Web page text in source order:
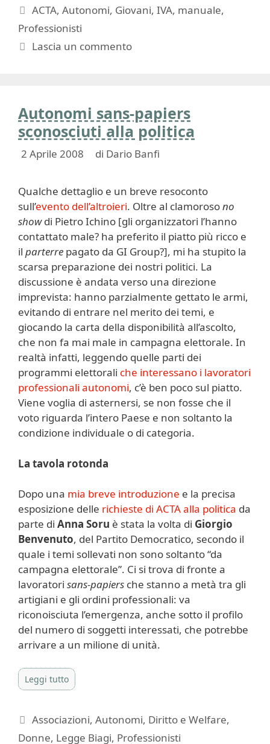
Tag
ACTA,Autonomi, Giovani,IVA, manuale,
Professionisti
Lascia un commento
Autonomi sans-papiers
sconosciuti alla politica
2 Aprile 2008 di Dario Banfi
Qualche dettaglio e un breve resoconto
sull’evento dell’altroieri. Oltre al clamorosono
showdi Pietro Ichino [gli organizzatori l’hanno
contattato male? ha preferito il piatto più ricco e
il parterre pagato da GI Group?], mi ha stupito la
scarsa preparazione dei nostri politici. La
discussione è andata verso una direzione
imprevista: hanno parzialmente gettato le armi,
evitando di entrare nel merito dei temi, e
giocando la carta della disponibilità all’ascolto,
che non fa mai male in campagna elettorale. In
realtà infatti, leggendo quelle parti dei
programmi elettorali che interessano i lavoratori
professionali autonomi, c’è ben poco sul piatto.
Viene voglia di asternersi, se non fosse che il
voto riguarda l’intero Paese e non soltanto la
condizione individuale o di categoria.
La tavola rotonda
Dopo una mia breve introduzione e la precisa
esposizione delle richieste di ACTA alla politica da
parte di Anna Soru è stata la volta di Giorgio
Benvenuto, del Partito Democratico, secondo il
quale i temi sollevati non sono soltanto “da
campagna elettorale”. Ci si trova di fronte a
lavoratori sans-papiers che stanno a metà tra gli
artigiani e gli ordini professionali: va
riconoisciuta l’emergenza, anche sotto il profilo
del numero di soggetti interessati, che potrebbe
arrivare a un milione di unità.
Leggi tutto
Categorie
Associazioni,Autonomi, Diritto e Welfare,
Donne, Legge Biagi, Professionisti